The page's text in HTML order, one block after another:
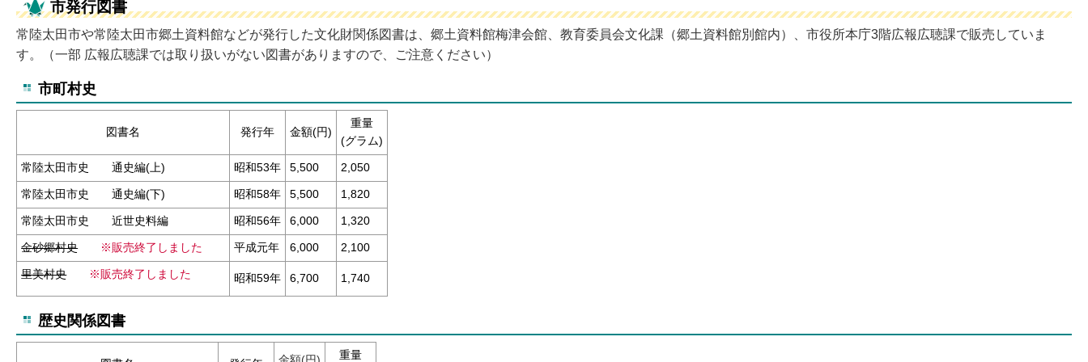
市発行図書
常陸太田市や常陸太田市郷土資料館などが発行した文化財関係図書は、郷土資料館梅津会館、教育委員会文化課（郷土資料館別館内）、市役所本庁3階広報広聴課で販売していま
す。（一部 広報広聴課では取り扱いがない図書がありますので、ご注意ください）
市町村史
図書名 発行年 金額(円)
重量
(グラム)
常陸太田市史 通史編(上) 昭和53年 5,500 2,050
常陸太田市史 通史編(下) 昭和58年 5,500 1,820
常陸太田市史 近世史料編 昭和56年 6,000 1,320
金砂郷村史 ※販売終了しました 平成元年 6,000 2,100
里美村史※販売終了しました 昭和59年 6,700 1,740
歴史関係図書
重量